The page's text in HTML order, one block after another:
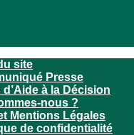
site
Presse
d’Aide à la Décision
nous ?
Mentions Légales
de confidentialité